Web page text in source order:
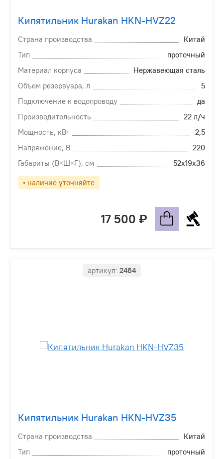
Кипятильник Hurakan HKN-HVZ22
Страна производства
Китай
Тип
проточный
Материал корпуса
Нержавеющая сталь
Объем резервуара, л
5
Подключение к водопроводу
да
Производительность
22 л/ч
Мощность, кВт
2,5
Напряжение, В
220
Габариты (В×Ш×Г), см
52х19х36
• наличие уточняйте
17 500
артикул: 2464
Кипятильник Hurakan HKN-HVZ35
Страна производства
Китай
Тип
проточный